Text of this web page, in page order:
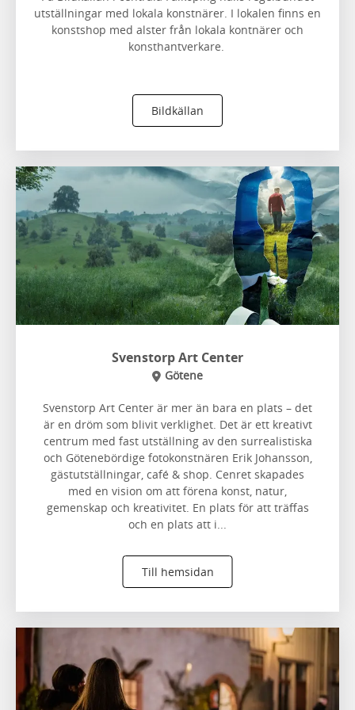
utställningar med lokala konstnärer. I lokalen finns en
konstshop med alster från lokala kontnärer och
konsthantverkare.
Bildkällan
Svenstorp Art Center
Götene
Svenstorp Art Center är mer än bara en plats – det
är en dröm som blivit verklighet. Det är ett kreativt
centrum med fast utställning av den surrealistiska
och Götenebördige fotokonstnären Erik Johansson,
gästutställningar, café & shop. Cenret skapades
med en vision om att förena konst, natur,
gemenskap och kreativitet. En plats för att träffas
och en plats att i...
Till hemsidan